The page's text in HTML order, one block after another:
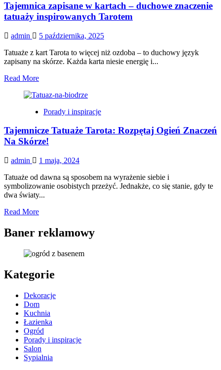
symbol
siły,
tajemnicy
i
wewnętrznej
transformacji
Tajemnica zapisane w kartach – duchowe znaczenie
tatuaży inspirowanych Tarotem
admin
5 października, 2025
Tatuaże z kart Tarota to więcej niż ozdoba – to duchowy język
zapisany na skórze. Każda karta niesie energię i...
Read MoreRead
about
zapisane
kartach
–
znaczenie
tatuaży
inspirowanych
Tarotem
Porady i inspiracje
Tajemnicze Tatuaże Tarota: Rozpętaj Ogień Znaczeń
Na Skórze!
admin
1 maja, 2024
Tatuaże od dawna są sposobem na wyrażenie siebie i
symbolizowanie osobistych przeżyć. Jednakże, co się stanie, gdy te
dwa światy...
Read MoreRead
about
Tajemnicze
Tarota:
Ogień
Skórze!
Baner reklamowy
Kategorie
Dekoracje
Dom
Kuchnia
Łazienka
Ogród
Porady i inspiracje
Salon
Sypialnia